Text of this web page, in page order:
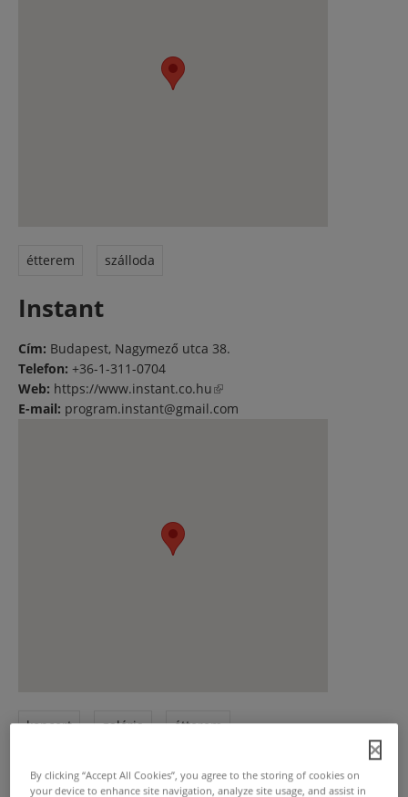
étterem szálloda
Instant
Cím: Budapest, Nagymező utca 38.
Telefon: +36-1-311-0704
Web: https://www.instant.co.hu(külső hivatkozás)
E-mail: program.instant@gmail.com
koncert galéria étterem
Spinoza Ház
By clicking “Accept All Cookies”, you agree to the storing of cookies on
your device to enhance site navigation, analyze site usage, and assist in